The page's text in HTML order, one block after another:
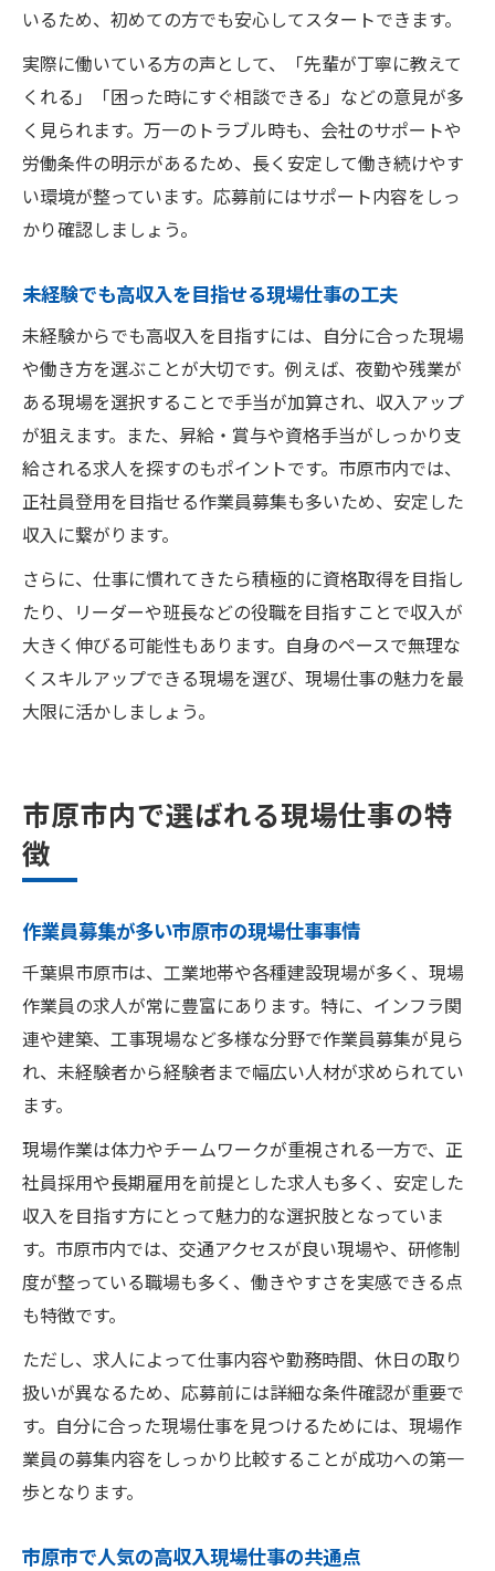
いるため、初めての方でも安心してスタートできます。
実際に働いている方の声として、「先輩が丁寧に教えて
くれる」「困った時にすぐ相談できる」などの意見が多
く見られます。万一のトラブル時も、会社のサポートや
労働条件の明示があるため、長く安定して働き続けやす
い環境が整っています。応募前にはサポート内容をしっ
かり確認しましょう。
未経験でも高収入を目指せる現場仕事の工夫
未経験からでも高収入を目指すには、自分に合った現場
や働き方を選ぶことが大切です。例えば、夜勤や残業が
ある現場を選択することで手当が加算され、収入アップ
が狙えます。また、昇給・賞与や資格手当がしっかり支
給される求人を探すのもポイントです。市原市内では、
正社員登用を目指せる作業員募集も多いため、安定した
収入に繋がります。
さらに、仕事に慣れてきたら積極的に資格取得を目指し
たり、リーダーや班長などの役職を目指すことで収入が
大きく伸びる可能性もあります。自身のペースで無理な
くスキルアップできる現場を選び、現場仕事の魅力を最
大限に活かしましょう。
市原市内で選ばれる現場仕事の特
徴
作業員募集が多い市原市の現場仕事事情
千葉県市原市は、工業地帯や各種建設現場が多く、現場
作業員の求人が常に豊富にあります。特に、インフラ関
連や建築、工事現場など多様な分野で作業員募集が見ら
れ、未経験者から経験者まで幅広い人材が求められてい
ます。
現場作業は体力やチームワークが重視される一方で、正
社員採用や長期雇用を前提とした求人も多く、安定した
収入を目指す方にとって魅力的な選択肢となっていま
す。市原市内では、交通アクセスが良い現場や、研修制
度が整っている職場も多く、働きやすさを実感できる点
も特徴です。
ただし、求人によって仕事内容や勤務時間、休日の取り
扱いが異なるため、応募前には詳細な条件確認が重要で
す。自分に合った現場仕事を見つけるためには、現場作
業員の募集内容をしっかり比較することが成功への第一
歩となります。
市原市で人気の高収入現場仕事の共通点